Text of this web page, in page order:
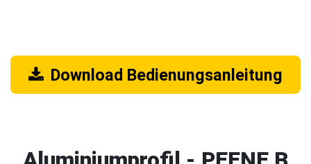
Download Bedienungsanleitung